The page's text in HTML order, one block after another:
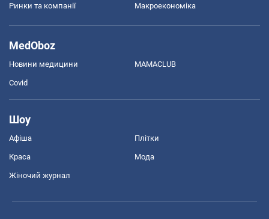
Ринки та компанії Макроекономіка
MedOboz
Новини медицини MAMACLUB
Covid
Шоу
Афіша Плітки
Краса Мода
Жіночий журнал